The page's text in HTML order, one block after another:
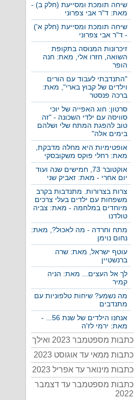
שיחה תומכת ומסייעת (חלק ב) -
מאת: ד"ר אבי צפרוני
שיחה תומכת ומסייעת (חלק א')
- ד"ר אבי צפרוני
זיכרונות המנוסה בתקופת
השואה, חזרו אלי, מאת: חנה
הופר
"התנדבתי לעבוד עם הורים
וילדים של קבוץ בארי", מאת:
ברכה פנסטר
סרטון: חוג האפייה של יוכי
סוויסה עם ילדי השכונה - "זה
טוב להפגת המתח שלי ושלהם
בימים אלה"
אופטימיות היא מחלה מדבקת,
מאת: רחלי פוקס משקובסקי
אוקטובר 73, חמישים שנה ועוד
יום אחרי - מאת: זאביק שני
צרות בצרורות. מתנדבות בקרב
משפחות עם ילדים בעלי צרכים
מיוחדים במלחמה - מאת: צביה
טולדנו
מתח וחרדה - מה לאכול?, מאת:
נחום נוימן
עוטף ישראל, מאת: שרה
ברנשטיין
לך אל העצים... מאת: הניה
קמיר
מה נשמע? שיחות טלפוניות עם
מתנדבים
אנחנו הילדים של שנת 56... -
מאת: ירמי לז'ה
כתבות מספטמבר 2023 ואילך
כתבות ממאי עד אוגוסט 2023
כתבות מינואר עד אפריל 2023
כתבות מספטמבר עד דצמבר
2022